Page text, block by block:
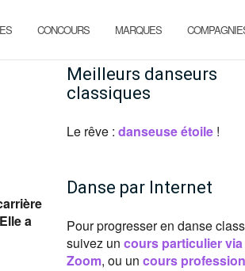
CONCOURS MARQUES
a
Meilleurs danseurs
classiques
Le rêve : danseuse étoile!
Danse par Internet
Pour progresser en danse
suivez un cours particulier via
Zoom, ou un cours